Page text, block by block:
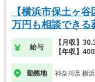
【横浜市保土ヶ
万円も相談できる
給与
【月収】
【年収】
勤務地 神奈川県 横